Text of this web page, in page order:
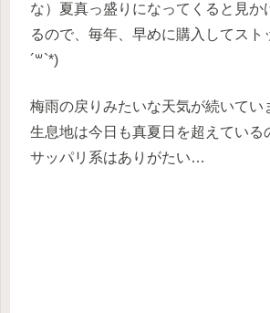
な）夏真っ盛りになってくると見か
るので、毎年、早めに購入してスト
´꒳`*)
梅雨の戻りみたいな天気が続いてい
生息地は今日も真夏日を超えている
サッパリ系はありがたい…